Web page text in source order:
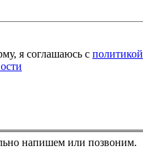
я соглашаюсь с политикой
напишем или позвоним.